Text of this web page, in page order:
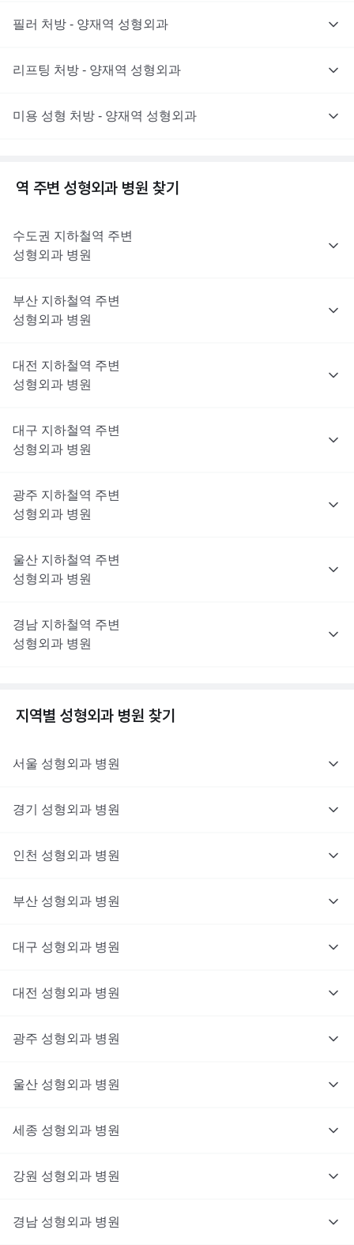
필러 처방 - 양재역 성형외과
리프팅 처방 - 양재역 성형외과
미용 성형 처방 - 양재역 성형외과
역 주변 성형외과 병원 찾기
수도권 지하철역 주변
성형외과 병원
부산 지하철역 주변
성형외과 병원
대전 지하철역 주변
성형외과 병원
대구 지하철역 주변
성형외과 병원
광주 지하철역 주변
성형외과 병원
울산 지하철역 주변
성형외과 병원
경남 지하철역 주변
성형외과 병원
지역별 성형외과 병원 찾기
서울 성형외과 병원
경기 성형외과 병원
인천 성형외과 병원
부산 성형외과 병원
대구 성형외과 병원
대전 성형외과 병원
광주 성형외과 병원
울산 성형외과 병원
세종 성형외과 병원
강원 성형외과 병원
경남 성형외과 병원